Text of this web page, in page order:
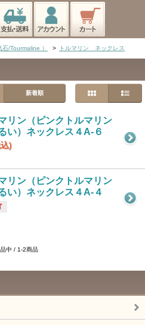
/Tourmaline ） > トルマリン ネックレス
新着順
リン（ピンクトルマリン
い）ネックレス４A-６
)
リン（ピンクトルマリン
い）ネックレス４A-４
中 / 1-2商品